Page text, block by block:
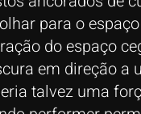
para o
do espaço
em direção
talvez uma